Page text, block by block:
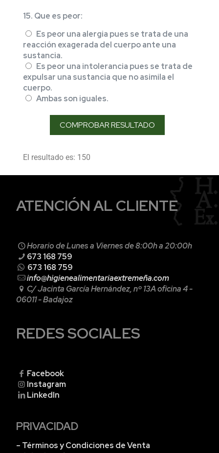
15. Que es peor:
Es peor una alergia pues se trata de una
reacción exagerada del cuerpo ante una
sustancia.
Es peor una intolerancia pues se trata de
expulsar una sustancia que no asimila el
cuerpo.
Ambas son iguales.
El resultado es: 150
ATENCIÓN AL CLIENTE
Horario de Lunes a Viernes de 8:00h a 20:00h
673 168 759
673 168 759
info@higienealimentariaextremeña.com
C/ Jacinta García Hernández, nº 13Aoficina 4 -
06011 - Badajoz
REDES SOCIALES
Facebook
Instagram
LinkedIn
PRIVACIDAD
– Términos y Condiciones de Venta